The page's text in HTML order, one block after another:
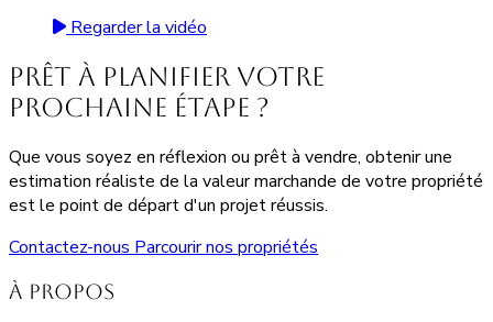
Regarder la vidéo
Prêt à planifier votre
prochaine étape ?
Que vous soyez en réflexion ou prêt à vendre, obtenir une
estimation réaliste de la valeur marchande de votre propriété
est le point de départ d'un projet réussis.
Contactez-nous Parcourir nos propriétés
À propos